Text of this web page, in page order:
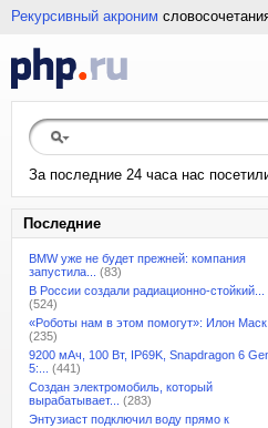
Рекурсивный акроним
За последние 24 часа нас
Последние
BMW уже не будет прежней: компания
запустила...
(83)
В России создали радиационно-стойкий...
(524)
«Роботы нам в этом помогут»: Илон
(235)
9200 мАч, 100 Вт, IP69K, Snapdragon 6
5:...
(441)
Создан электромобиль, который
вырабатывает...
(283)
Энтузиаст подключил воду прямо к